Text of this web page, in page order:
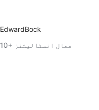
EdwardBock
10+ فعال انسٹالیشنز